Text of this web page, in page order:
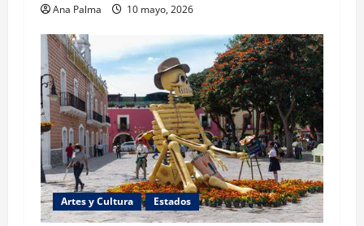
Ana Palma 10 mayo, 2026
Artes y Cultura Estados